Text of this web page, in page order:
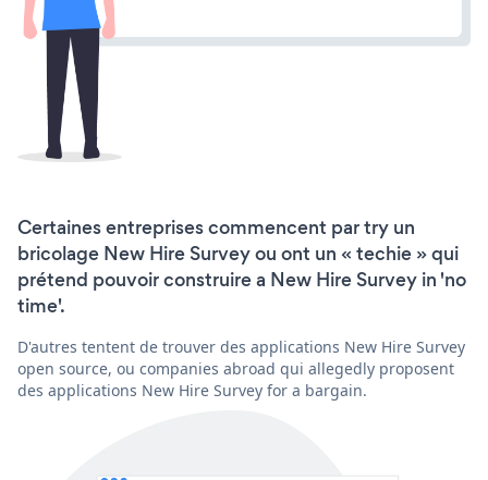
Certaines entreprises commencent par try un
bricolage New Hire Survey ou ont un « techie » qui
prétend pouvoir construire a New Hire Survey in 'no
time'.
D'autres tentent de trouver des applications New Hire Survey
open source, ou companies abroad qui allegedly proposent
des applications New Hire Survey for a bargain.